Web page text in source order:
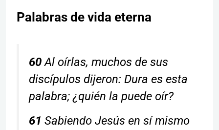
Palabras de vida eterna
60Al oírlas, muchos de sus
discípulos dijeron: Dura es esta
palabra; ¿quién la puede oír?
61 Sabiendo Jesús en sí mismo